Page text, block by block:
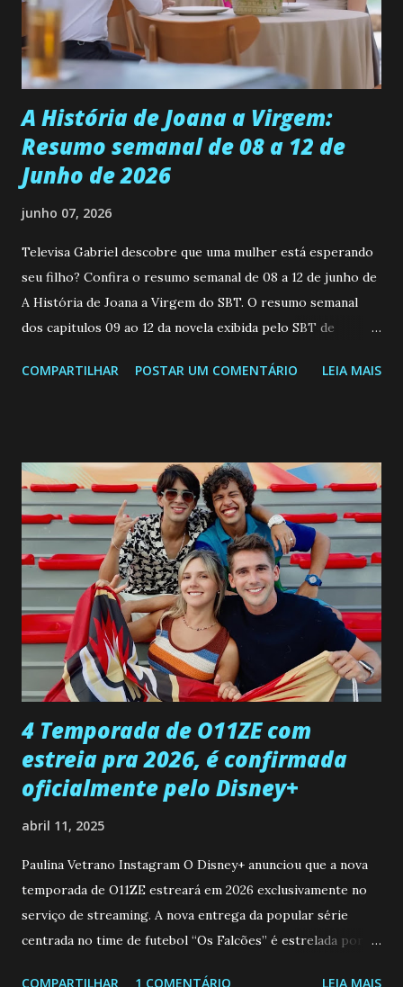
empática. Detesta injustiças e é uma ótima amiga. Pode ser
teimosa e muito persistente quando decide fazer algo.
Durante um exame ginecológico, ela é inseminada por eng...
A História de Joana a Virgem:
Resumo semanal de 08 a 12 de
Junho de 2026
junho 07, 2026
Televisa Gabriel descobre que uma mulher está esperando
seu filho? Confira o resumo semanal de 08 a 12 de junho de
A História de Joana a Virgem do SBT. O resumo semanal
dos capitulos 09 ao 12 da novela exibida pelo SBT de
a Programação Semanal do SBT de 08/06/26 a 14/06/26
confessa a Gabriel que ele demonstrou ser o tipo de
pessoa que ela tanto desejou durante toda a vida. Camila
entra no quarto de Gabriel e imagina como seria o
encontro deles, quando conseguir seduzi-lo. Manuel avisa a
Paula sobre a suposta infidelidade de Gabriel com Joana.
Rogerio consegue se livrar de todas as suspeitas pelo
desaparecimento de Francisco, apontando que ele poderia
ter sido vítima da fúria de Gabriel. Artur informa a Gabriel
que a clínica inseminou por engano outra paciente, que está
...
COMPARTILHAR POSTAR UM COMENTÁRIO LEIA MAIS
4 Temporada de O11ZE com
estreia pra 2026, é confirmada
oficialmente pelo Disney+
abril 11, 2025
Paulina Vetrano Instagram O Disney+ anunciou que a nova
temporada de O11ZE estreará em 2026 exclusivamente no
serviço de streaming. A nova entrega da popular série
centrada no time de futebol “Os Falcões” é estrelada por
COMPARTILHAR 1 COMENTÁRIO LEIA MAIS